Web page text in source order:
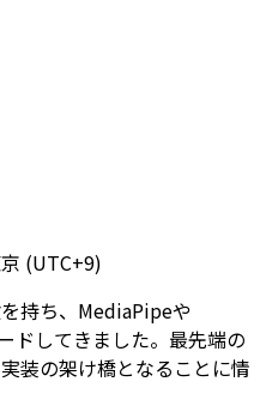
(UTC+9)
持ち、MediaPipeや
ドしてきました。最先端の
装の架け橋となることに情